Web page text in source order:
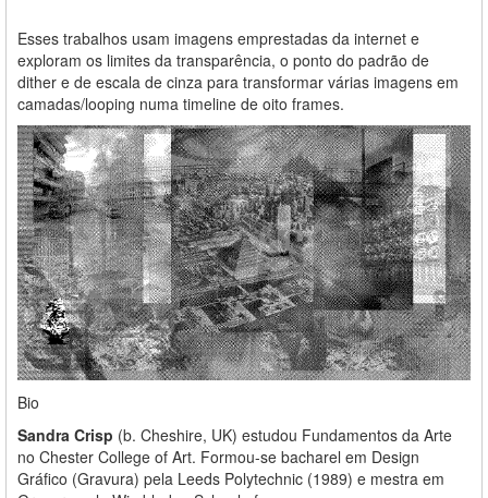
Esses trabalhos usam imagens emprestadas da internet e
exploram os limites da transparência, o ponto do padrão de
dither e de escala de cinza para transformar várias imagens em
camadas/looping numa timeline de oito frames.
Bio
Sandra Crisp (b. Cheshire, UK) estudou Fundamentos da Arte
no Chester College of Art. Formou-se bacharel em Design
Gráfico (Gravura) pela Leeds Polytechnic (1989) e mestra em